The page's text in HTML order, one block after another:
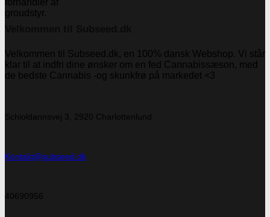
Velkommen til Subseed.dk, en 100% dansk Webshop. Vi står
klar til at indfri dine ønsker om en fed Cannabissæson, med
de bedste Cannabis -og skunkfrø på markedet <3
Schioldannsvej 3, 2920 Charlottenlund
Kontakt@subseed.dk
40690956